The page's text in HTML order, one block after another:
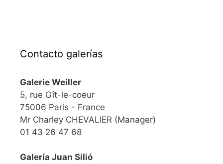
Contacto galerías
Galerie Weiller
5, rue Gît-le-coeur
75006 Paris - France
Mr Charley CHEVALIER (Manager)
01 43 26 47 68
Galería Juan Silió